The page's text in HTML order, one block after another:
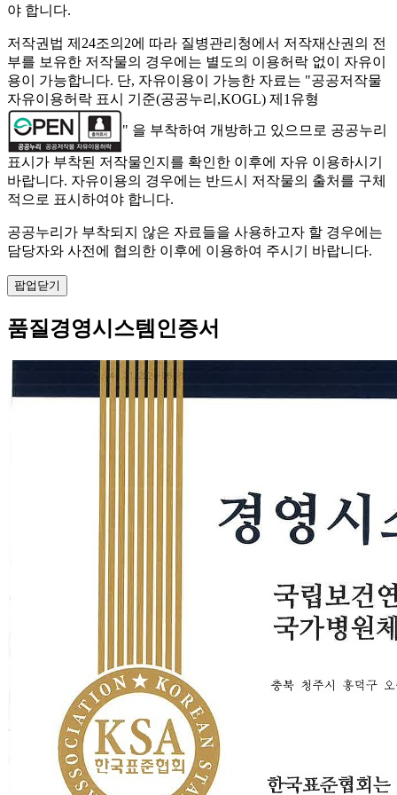
야 합니다.
저작권법 제24조의2에 따라 질병관리청에서 저작재산권의 전
부를 보유한 저작물의 경우에는 별도의 이용허락 없이 자유이
용이 가능합니다. 단, 자유이용이 가능한 자료는 "공공저작물
자유이용허락 표시 기준(공공누리,KOGL) 제1유형
" 을 부착하여 개방하고 있으므로 공공누리
표시가 부착된 저작물인지를 확인한 이후에 자유 이용하시기
바랍니다. 자유이용의 경우에는 반드시 저작물의 출처를 구체
적으로 표시하여야 합니다.
공공누리가 부착되지 않은 자료들을 사용하고자 할 경우에는
담당자와 사전에 협의한 이후에 이용하여 주시기 바랍니다.
팝업닫기
품질경영시스템인증서